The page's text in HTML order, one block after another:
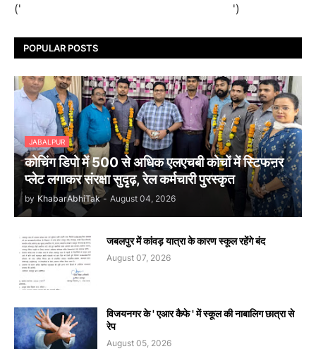
(' ')
POPULAR POSTS
JABALPUR
कोचिंग डिपो में 500 से अधिक एलएचबी कोचों में स्टिफऩर
प्लेट लगाकर संरक्षा सुदृढ़, रेल कर्मचारी पुरस्कृत
by KhabarAbhiTak - August 04, 2026
जबलपुर में कांवड़ यात्रा के कारण स्कूल रहेंगे बंद
August 07, 2026
विजयनगर के ' एआर कैफे ' में स्कूल की नाबालिग छात्रा से
रेप
August 05, 2026